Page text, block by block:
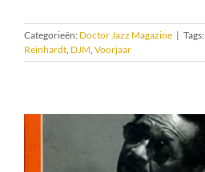
Categorieën: Doctor Jazz Magazine | Tags:
Reinhardt, DJM, Voorjaar